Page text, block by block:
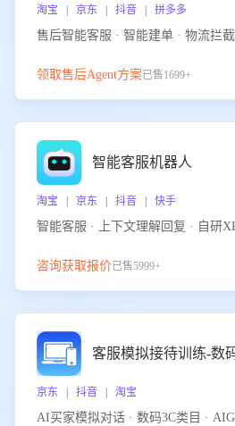
淘宝 | 京东 | 抖音 | 拼多多
领取售后Agent方案已售1699+
智能客服机器人
淘宝 | 京东 | 抖音 | 快手
智能客服 · 上下文理解回复 · 自研
咨询获取报价已售5999+
客服模拟接待训练-数
京东 | 抖音 | 淘宝
AI买家模拟对话 · 数码3C类目 ·